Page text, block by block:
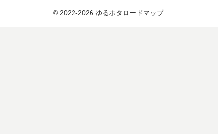
© 2022-2026 ゆるポタロードマップ.